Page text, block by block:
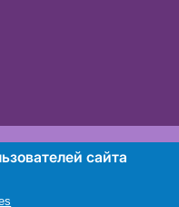
сайта